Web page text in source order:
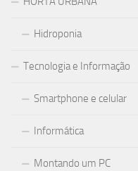
Hidroponia
Tecnologia e Informação
Smartphone e celular
Informática
Montando um PC